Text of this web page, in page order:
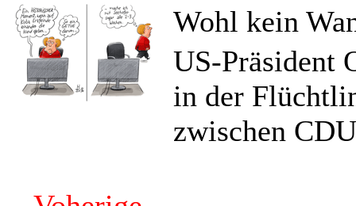
Wohl kein
US-Präsident
in der
zwischen